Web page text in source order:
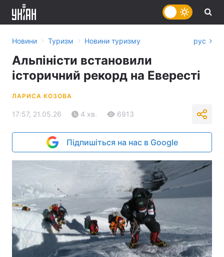
Новини › Туризм › Новини туризму рус
Альпіністи встановили
історичний рекорд на Евересті
ЛАРИСА КОЗОВА
17:57, 21.05.26 4 хв. 6913
Підпишіться на нас в Google